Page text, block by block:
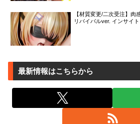
【材質変更/二次受注】肉
リバイバルver. インサイ
最新情報はこちらから